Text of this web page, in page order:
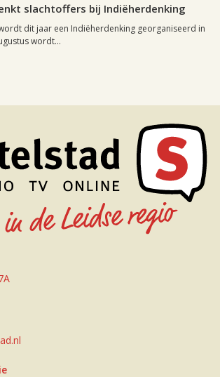
slachtoffers bij Indiëherdenking
dit jaar een Indiëherdenking georganiseerd in
wordt...